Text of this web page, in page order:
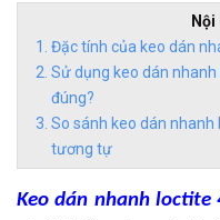
Đặc tính của keo dán
Sử dụng keo dán
đúng?
So sánh keo dán
tương tự
Keo dán nhanh loctite